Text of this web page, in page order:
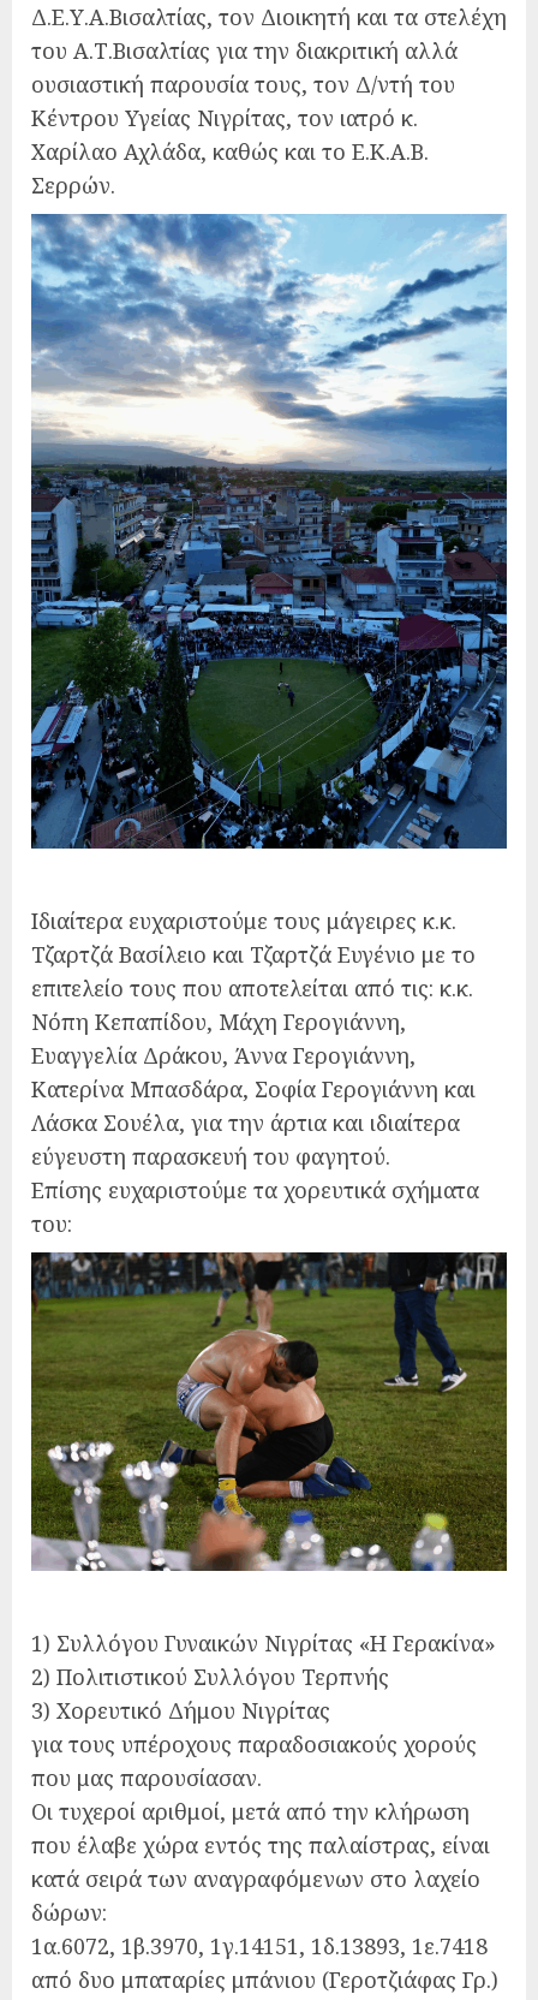
Δ.Ε.Υ.Α.Βισαλτίας, τον Διοικητή και τα στελέχη
του Α.Τ.Βισαλτίας για την διακριτική αλλά
ουσιαστική παρουσία τους, τον Δ/ντή του
Κέντρου Υγείας Νιγρίτας, τον ιατρό κ.
Χαρίλαο Αχλάδα, καθώς και το Ε.Κ.Α.Β.
Σερρών.
Ιδιαίτερα ευχαριστούμε τους μάγειρες κ.κ.
Τζαρτζά Βασίλειο και Τζαρτζά Ευγένιο με το
επιτελείο τους που αποτελείται από τις: κ.κ.
Νόπη Κεπαπίδου, Μάχη Γερογιάννη,
Ευαγγελία Δράκου, Άννα Γερογιάννη,
Κατερίνα Μπασδάρα, Σοφία Γερογιάννη και
Λάσκα Σουέλα, για την άρτια και ιδιαίτερα
εύγευστη παρασκευή του φαγητού.
Επίσης ευχαριστούμε τα χορευτικά σχήματα
του:
1) Συλλόγου Γυναικών Νιγρίτας «Η Γερακίνα»
2) Πολιτιστικού Συλλόγου Τερπνής
3) Χορευτικό Δήμου Νιγρίτας
για τους υπέροχους παραδοσιακούς χορούς
που μας παρουσίασαν.
Οι τυχεροί αριθμοί, μετά από την κλήρωση
που έλαβε χώρα εντός της παλαίστρας, είναι
κατά σειρά των αναγραφόμενων στο λαχείο
δώρων:
1α.6072, 1β.3970, 1γ.14151, 1δ.13893, 1ε.7418
από δυο μπαταρίες μπάνιου (Γεροτζιάφας Γρ.)